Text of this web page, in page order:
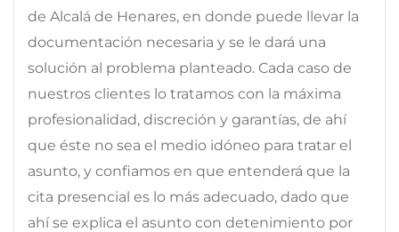
de Alcalá de Henares, en donde puede llevar la
documentación necesaria y se le dará una
solución al problema planteado. Cada caso de
nuestros clientes lo tratamos con la máxima
profesionalidad, discreción y garantías, de ahí
que éste no sea el medio idóneo para tratar el
asunto, y confiamos en que entenderá que la
cita presencial es lo más adecuado, dado que
ahí se explica el asunto con detenimiento por